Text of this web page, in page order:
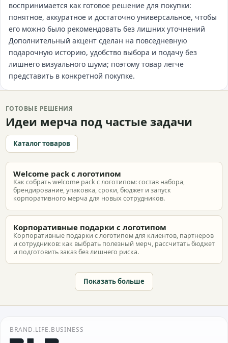
воспринимается как готовое решение для покупки:
понятное, аккуратное и достаточно универсальное, чтобы
его можно было рекомендовать без лишних уточнений
Дополнительный акцент сделан на повседневную
подарочную историю, удобство выбора и подачу без
лишнего визуального шума; поэтому товар легче
представить в конкретной покупке.
ГОТОВЫЕ РЕШЕНИЯ
Идеи мерча под частые задачи
Каталог товаров
Welcome pack с логотипом
Как собрать welcome pack с логотипом: состав набора,
брендирование, упаковка, сроки, бюджет и запуск
корпоративного мерча для новых сотрудников.
Корпоративные подарки с логотипом
Корпоративные подарки с логотипом для клиентов, партнеров
и сотрудников: как выбрать полезный мерч, рассчитать бюджет
и подготовить заказ без лишнего риска.
Показать больше
BRAND.LIFE.BUSINESS